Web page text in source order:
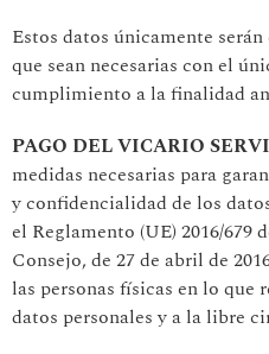
Estos datos únicamente
que sean necesarias con el
cumplimiento a la finalidad
PAGO DEL VICARIO
medidas necesarias para
y confidencialidad de los
el Reglamento (UE) 2016/679
Consejo, de 27 de abril de
las personas físicas en lo que
datos personales y a la libre